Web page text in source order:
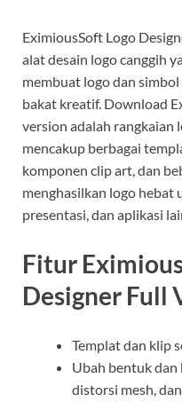
EximiousSoft Logo
alat desain logo canggih
membuat logo dan
bakat kreatif. Download
version adalah rangkaian
mencakup berbagai
komponen clip art, dan
menghasilkan logo hebat
presentasi, dan aplikasi
Fitur
Designer Full
Templat dan klip
Ubah bentuk dan
distorsi mesh,